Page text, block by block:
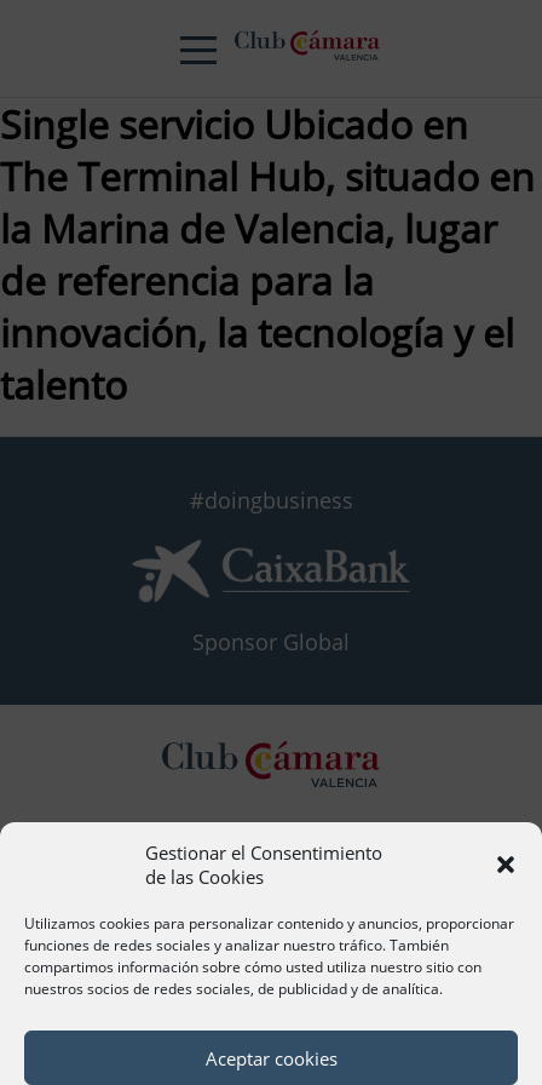
Gestionar el Consentimiento
de las Cookies
Utilizamos cookies para personalizar contenido y anuncios, proporcionar
funciones de redes sociales y analizar nuestro tráfico. También
compartimos información sobre cómo usted utiliza nuestro sitio con
nuestros socios de redes sociales, de publicidad y de analítica.
Aceptar cookies
Single servicio Ubicado en
The Terminal Hub, situado en
la Marina de Valencia, lugar
de referencia para la
innovación, la tecnología y el
talento
#doingbusiness
Sponsor Global
Contacto
acervera@camaravalencia.com
961 366 212
Síguenos